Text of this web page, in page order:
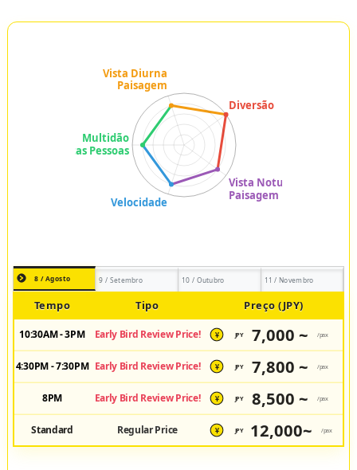
8 / Agosto 9 / Setembro 10 / Outubro 11 / Novembro
Tempo Tipo Preço (JPY)
10:30AM - 3PM Early Bird Review Price! ¥ JPY 7,000 ~ /pax
4:30PM - 7:30PM Early Bird Review Price! ¥ JPY 7,800 ~ /pax
8PM Early Bird Review Price! ¥ JPY 8,500 ~ /pax
Standard Regular Price ¥ JPY 12,000~ /pax